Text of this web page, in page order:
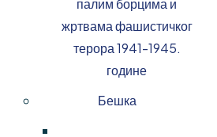
палим борцима и
жртвама фашистичког
терора 1941-1945.
године
Бешка